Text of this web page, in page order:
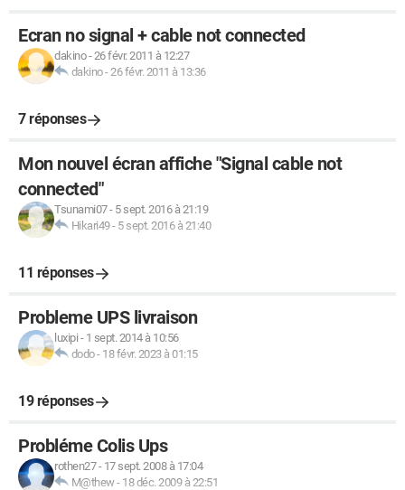
Ecran no signal + cable not connected
dakino-26 févr. 2011 à 12:27
dakino-26 févr. 2011 à 13:36
7 réponses
Mon nouvel écran affiche "Signal cable not
connected"
Tsunami07- 5 sept. 2016 à 21:19
Hikari49- 5 sept. 2016 à 21:40
11 réponses
Probleme UPS livraison
luxipi - 1 sept. 2014 à 10:56
dodo- 18 févr. 2023 à 01:15
19 réponses
Probléme Colis Ups
rothen27- 17 sept. 2008 à 17:04
M@thew- 18 déc. 2009 à 22:51